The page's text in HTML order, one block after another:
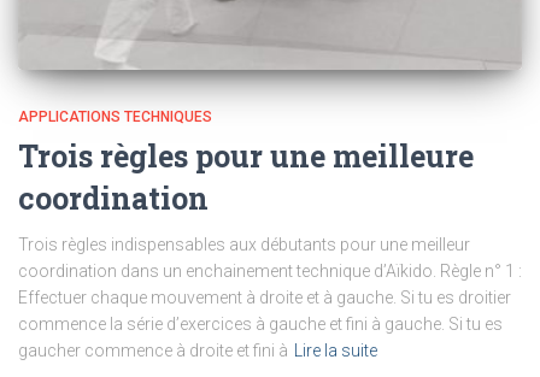
APPLICATIONS TECHNIQUES
Trois règles pour une meilleure
coordination
Trois règles indispensables aux débutants pour une meilleur
coordination dans un enchainement technique d’Aïkido. Règle n° 1 :
Effectuer chaque mouvement à droite et à gauche. Si tu es droitier
commence la série d’exercices à gauche et fini à gauche. Si tu es
gaucher commence à droite et fini à
Lire la suite